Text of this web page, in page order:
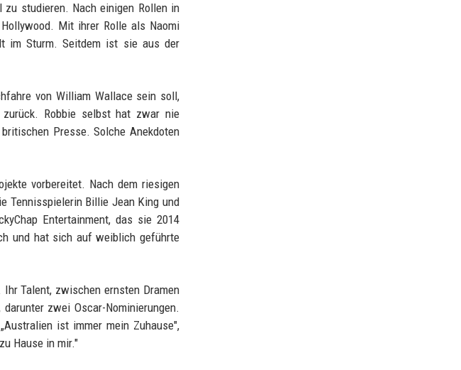
studieren. Nach einigen Rollen in
Mit ihrer Rolle als Naomi
im Sturm. Seitdem ist sie aus der
von William Wallace sein soll,
Robbie selbst hat zwar nie
Presse. Solche Anekdoten
vorbereitet. Nach dem riesigen
Tennisspielerin Billie Jean King und
Entertainment, das sie 2014
und hat sich auf weiblich geführte
Talent, zwischen ernsten Dramen
zwei Oscar-Nominierungen.
ist immer mein Zuhause",
Hause in mir."